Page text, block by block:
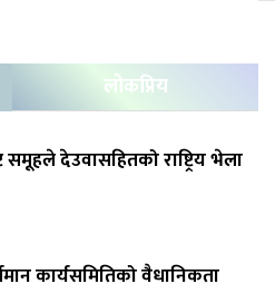
लोकप्रिय
समूहले देउवासहितको राष्ट्रिय भेला
कार्यसमितिको वैधानिकता